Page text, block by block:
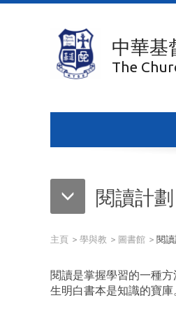
中華基
The
閱讀計劃
主頁 學與教 圖書館 閱讀
閱讀是掌握學習的一種
生明白書本是知識的寶庫